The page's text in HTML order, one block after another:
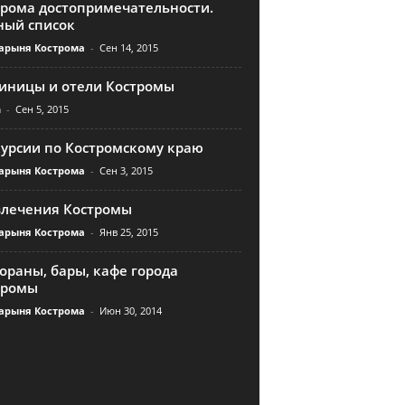
достопримечательности.
список
Кострома - Сен 14, 2015
и отели Костромы
- Сен 5, 2015
по Костромскому краю
Кострома - Сен 3, 2015
Костромы
Кострома - Янв 25, 2015
бары, кафе города
Кострома - Июн 30, 2014